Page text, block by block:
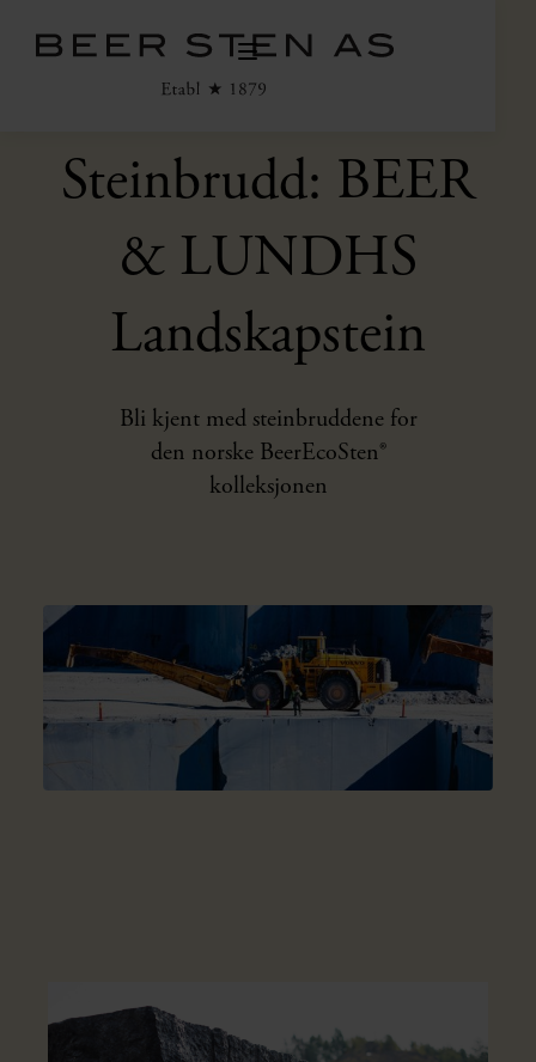
Steinbrudd: BEER
& LUNDHS
Landskapstein
Bli kjent med steinbruddene for
den norske BeerEcoSten®
kolleksjonen